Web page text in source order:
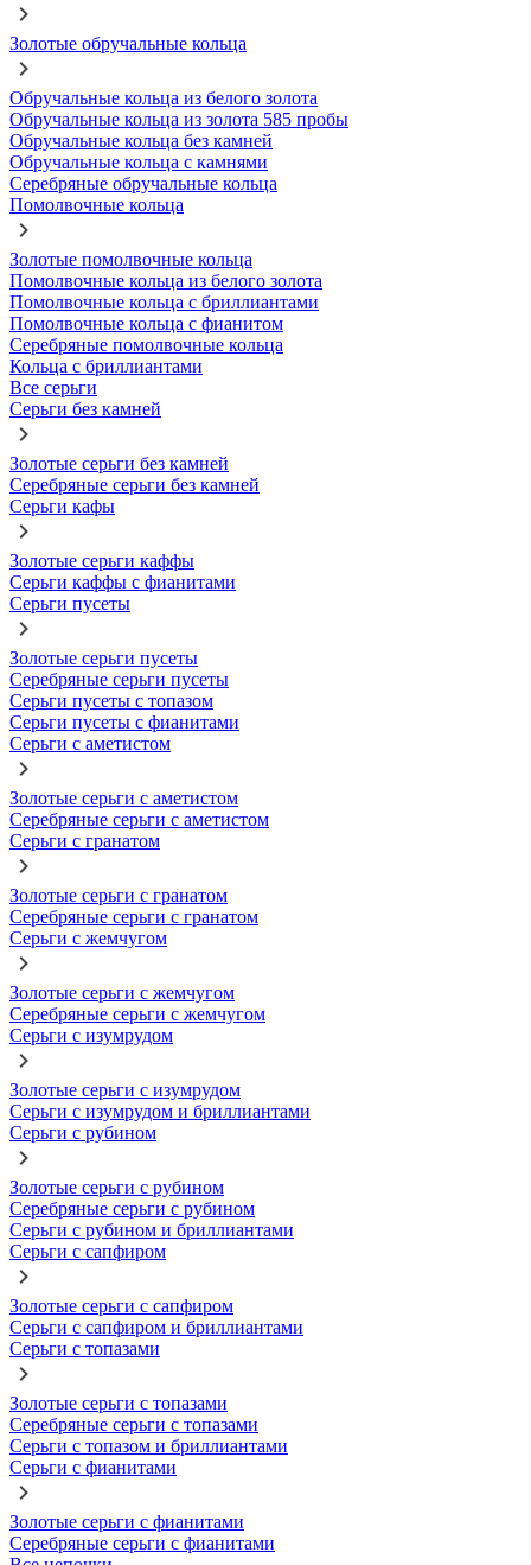
Золотые обручальные кольца
Обручальные кольца из белого золота
Обручальные кольца из золота 585 пробы
Обручальные кольца без камней
Обручальные кольца с камнями
Серебряные обручальные кольца
Помолвочные кольца
Золотые помолвочные кольца
Помолвочные кольца из белого золота
Помолвочные кольца с бриллиантами
Помолвочные кольца с фианитом
Серебряные помолвочные кольца
Кольца с бриллиантами
Все серьги
Серьги без камней
Золотые серьги без камней
Серебряные серьги без камней
Серьги кафы
Золотые серьги каффы
Серьги каффы с фианитами
Серьги пусеты
Золотые серьги пусеты
Серебряные серьги пусеты
Серьги пусеты с топазом
Серьги пусеты с фианитами
Серьги с аметистом
Золотые серьги с аметистом
Серебряные серьги с аметистом
Серьги с гранатом
Золотые серьги с гранатом
Серебряные серьги с гранатом
Серьги с жемчугом
Золотые серьги с жемчугом
Серебряные серьги с жемчугом
Серьги с изумрудом
Золотые серьги с изумрудом
Серьги с изумрудом и бриллиантами
Серьги с рубином
Золотые серьги с рубином
Серебряные серьги с рубином
Серьги с рубином и бриллиантами
Серьги с сапфиром
Золотые серьги с сапфиром
Серьги с сапфиром и бриллиантами
Серьги с топазами
Золотые серьги с топазами
Серебряные серьги с топазами
Серьги с топазом и бриллиантами
Серьги с фианитами
Золотые серьги с фианитами
Серебряные серьги с фианитами